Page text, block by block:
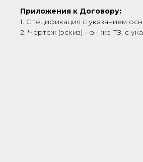
Приложения к Договору:
1. Спецификация с указанием
2. Чертеж (эскиз) ‑ он же ТЗ, с